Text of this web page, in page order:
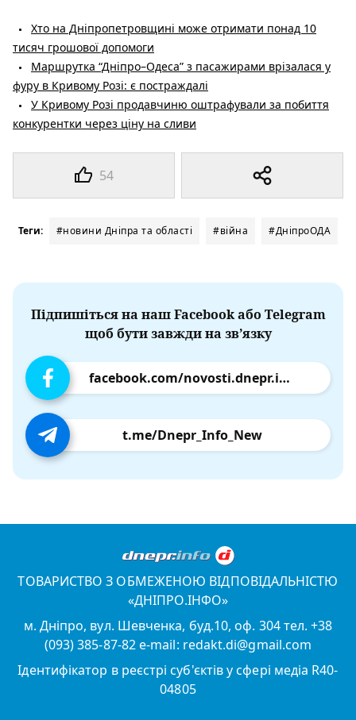
54
Хто на Дніпропетровщині може отримати понад 10
тисяч грошової допомоги
Маршрутка “Дніпро–Одеса” з пасажирами врізалася у
фуру в Кривому Розі: є постраждалі
У Кривому Розі продавчиню оштрафували за побиття
конкурентки через ціну на сливи
Теги: #новини Дніпра та області #війна #ДніпроОДА
Підпишіться на наш Facebook або Telegram
щоб бути завжди на зв’язку
facebook.com/novosti.dnepr.info
t.me/Dnepr_Info_New
ТОВАРИСТВО З ОБМЕЖЕНОЮ ВІДПОВІДАЛЬНІСТЮ
«ДНІПРО.ІНФО»
м. Дніпро, вул. Шевченка, буд.10, оф. 304 тел. +38
(093) 385-87-82 e-mail: redakt.di@gmail.com
Ідентифікатор в реєстрі суб'єктів у сфері медіа R40-
04805